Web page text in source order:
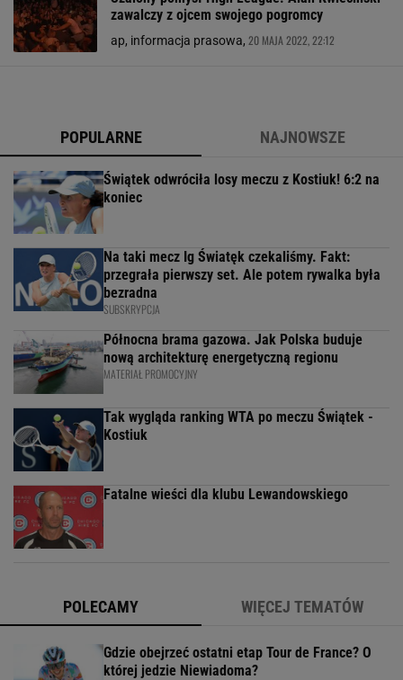
zawalczy z ojcem swojego pogromcy
ap, informacja prasowa, 20 MAJA 2022, 22:12
POPULARNE NAJNOWSZE
Świątek odwróciła losy meczu z Kostiuk! 6:2 na
koniec
Na taki mecz Ig Światęk czekaliśmy. Fakt:
przegrała pierwszy set. Ale potem rywalka była
bezradna
SUBSKRYPCJA
Północna brama gazowa. Jak Polska buduje
nową architekturę energetyczną regionu
MATERIAŁ PROMOCYJNY
Tak wygląda ranking WTA po meczu Świątek -
Kostiuk
Fatalne wieści dla klubu Lewandowskiego
POLECAMY WIĘCEJ TEMATÓW
Gdzie obejrzeć ostatni etap Tour de France? O
której jedzie Niewiadoma?